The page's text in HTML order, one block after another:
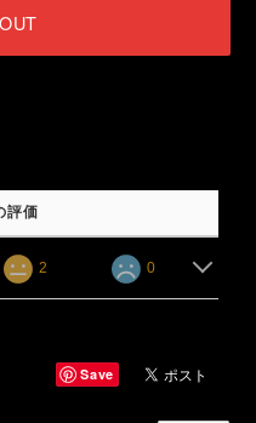
評価
2 0
Save